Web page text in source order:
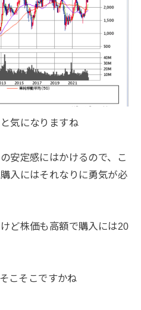
気になりますね
安定感にはかけるので、こ
入にはそれなりに勇気が必
ど株価も高額で購入には20
こそこですかね